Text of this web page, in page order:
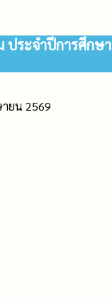
ประจำปีการศึกษา
ยน 2569